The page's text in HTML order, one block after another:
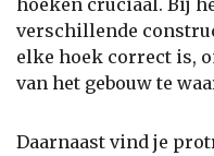
hoeken cruciaal. Bij
verschillende
elke hoek correct is,
van het gebouw te
Daarnaast vind je